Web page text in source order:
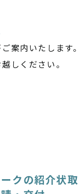
案内いたします。
しください。
クの紹介状